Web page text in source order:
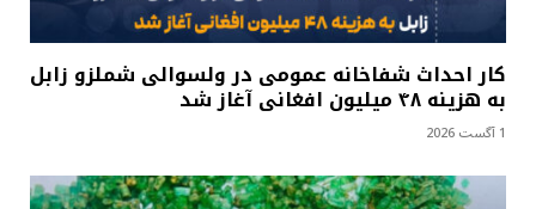
کار احداث شفاخانه عمومی در ولسوالی شملزو زابل
به هزینه ۴۸ میلیون افغانی آغاز شد
1 آگست 2026